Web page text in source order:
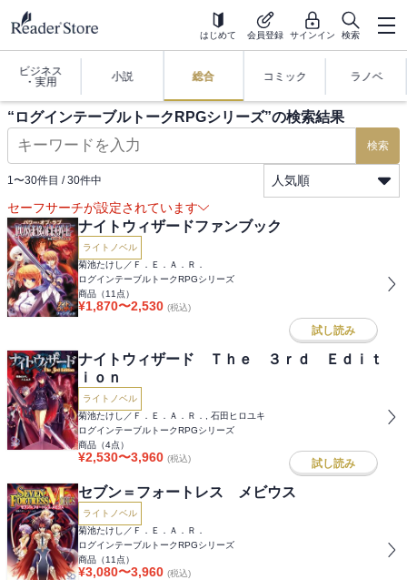
はじめて 会員登録 サインイン 検索
ビジネス
・実用
小説 総合 コミック ラノベ
“ ログインテーブルトークRPGシリーズ”の検索結果
検索
1〜30件目 / 30件中
人気順
セーフサーチが設定されています
ナイトウィザードファンブック
ライトノベル
菊池たけし／Ｆ．Ｅ．Ａ．Ｒ．
ログインテーブルトークRPGシリーズ
商品（11 点）
¥1,870〜2,530 (税込)
試し読み
ナイトウィザード Ｔｈｅ ３ｒｄ Ｅｄｉｔ
ｉｏｎ
ライトノベル
菊池たけし／Ｆ．Ｅ．Ａ．Ｒ．, 石田ヒロユキ
ログインテーブルトークRPGシリーズ
商品（4点）
¥2,530〜3,960 (税込) 試し読み
セブン＝フォートレス メビウス
ライトノベル
菊池たけし／Ｆ．Ｅ．Ａ．Ｒ．
ログインテーブルトークRPGシリーズ
商品（11 点）
¥3,080〜3,960 (税込)